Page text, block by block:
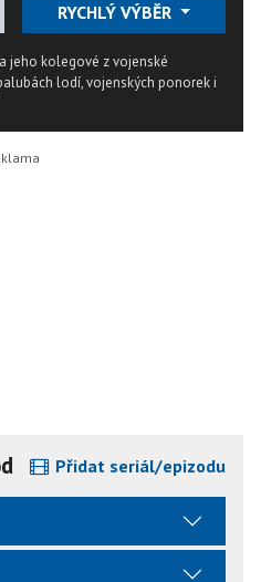
RYCHLÝ VÝBĚR
jeho kolegové z vojenské
lodí, vojenských ponorek i
Přidat seriál/epizodu